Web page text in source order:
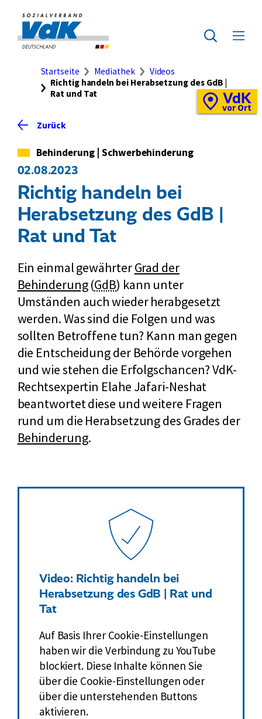
Seiteninhalt
springen
Zur
Startseite
des
Zur
Suche
Menü
Schnellzugriff
Ort-
Standortkarte
VdK
vor Ort
Brotkrumennavigation
Startseite Mediathek
Videos
Richtig handeln bei Herabsetzung des GdB |
Rat und Tat
Zurück
Kategorie
Behinderung Schwerbehinderung
02.08.2023
Richtig handeln bei
Herabsetzung des GdB |
Rat und Tat
Ein einmal gewährterGrad der
Behinderung(GdBkurz
fürGrad
der
Behinderung
) kann unter
Umständen auch wieder herabgesetzt
werden. Was sind die Folgen und was
sollten Betroffene tun? Kann man gegen
die Entscheidung der Behörde vorgehen
und wie stehen die Erfolgschancen? VdK-
Rechtsexpertin Elahe Jafari-Neshat
beantwortet diese und weitere Fragen
rund um die Herabsetzung des Grades der
Behinderung.
Video: Richtig handeln bei
Herabsetzung des GdB | Rat und
Tat
Auf Basis Ihrer Cookie-Einstellungen
haben wir die Verbindung zu YouTube
blockiert. Diese Inhalte können Sie
über die Cookie-Einstellungen oder
über die unterstehenden Buttons
aktivieren.